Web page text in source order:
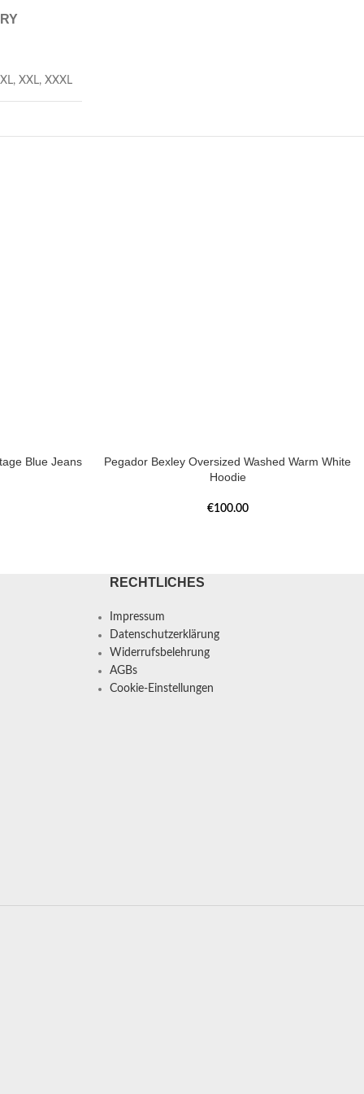
XL, XXL, XXXL
Blue Jeans
Pegador Bexley Oversized Washed Warm White
Hoodie
€100.00
RECHTLICHES
Impressum
Datenschutzerklärung
Widerrufsbelehrung
AGBs
Cookie-Einstellungen